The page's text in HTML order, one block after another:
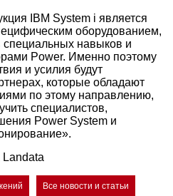
IBM System i является
оборудованием,
специальных навыков и
Power. Именно поэтому
и усилия будут
которые обладают
по этому направлению,
специалистов,
Power System и
Landata
Все новости и статьи